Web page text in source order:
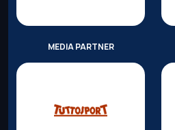
MEDIA PARTNER